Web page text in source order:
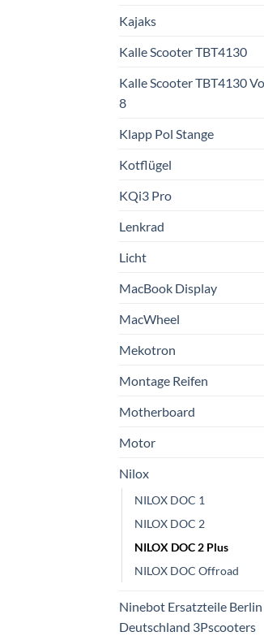
Kajaks
Kalle Scooter TBT4130
Kalle Scooter TBT4130
8
Klapp Pol Stange
Kotflügel
KQi3 Pro
Lenkrad
Licht
MacBook Display
MacWheel
Mekotron
Montage Reifen
Motherboard
Motor
Nilox
NILOX DOC 1
NILOX DOC 2
NILOX DOC 2 Plus
NILOX DOC Offroad
Ninebot Ersatzteile Berlin
Deutschland 3Pscooters